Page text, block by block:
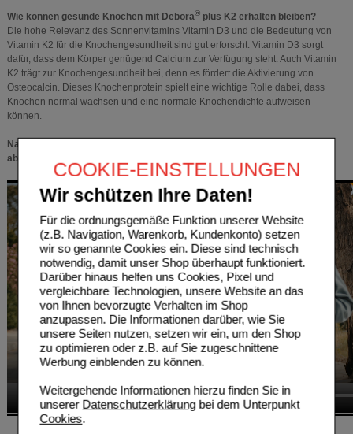
COOKIE-EINSTELLUNGEN
Wir schützen Ihre Daten!
Für die ordnungsgemäße Funktion unserer Website
(z.B. Navigation, Warenkorb, Kundenkonto) setzen
wir so genannte Cookies ein. Diese sind technisch
notwendig, damit unser Shop überhaupt funktioniert.
Darüber hinaus helfen uns Cookies, Pixel und
vergleichbare Technologien, unsere Website an das
von Ihnen bevorzugte Verhalten im Shop
anzupassen. Die Informationen darüber, wie Sie
unsere Seiten nutzen, setzen wir ein, um den Shop
zu optimieren oder z.B. auf Sie zugeschnittene
Werbung einblenden zu können.
Weitergehende Informationen hierzu finden Sie in
unserer Datenschutzerklärungbei dem Unterpunkt
Cookies.
Wie können gesunde Knochen mit Debora®plus K2 erhalten bleiben?
Die hohe Relevanz des Sonnenvitamins Vitamin D3 und die Bedeutung von
Vitamin K2 für die Knochengesundheit sind gut erforscht. Vitamin D3 sorgt
dafür, dass dem Körper genügend Calcium zur Verfügung steht. Auch Vitamin
K2 trägt zur Knochengesundheit bei, denn es fördert die Aktivierung von
Osteocalcin. Dieses Knochenprotein spielt eine wichtige Rolle dabei, dass
Knochen normal wachsen und eine normale Knochendichte aufweisen
können.
Nahrungsergänzungsmittel sind kein Ersatz für eine ausgewogene und
abwechslungsreiche Ernährung und eine gesunde Lebensweise.